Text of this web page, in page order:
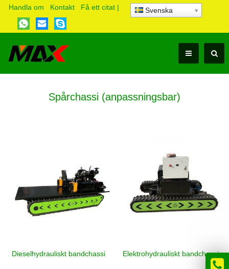
Handla om Kontakt Få ett citat| Svenska
Spårchassi (anpassningsbar)
Dieselhydrauliskt bandchassi Elektrohydrauliskt bandchassi